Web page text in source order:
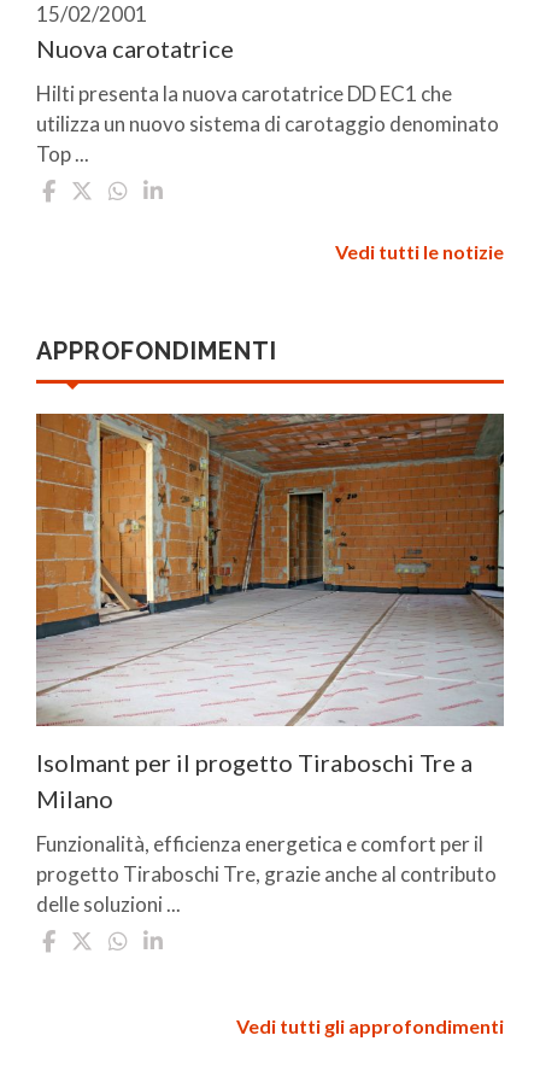
15/02/2001
Nuova carotatrice
Hilti presenta la nuova carotatrice DD EC1 che
utilizza un nuovo sistema di carotaggio denominato
Top ...
Vedi tutti le notizie
APPROFONDIMENTI
Isolmant per il progetto Tiraboschi Tre a
Milano
Funzionalità, efficienza energetica e comfort per il
progetto Tiraboschi Tre, grazie anche al contributo
delle soluzioni ...
Vedi tutti gli approfondimenti